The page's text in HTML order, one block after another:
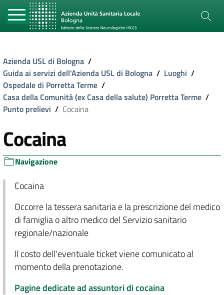
Azienda USL di Bologna /
Guida ai servizi dell'Azienda USL di Bologna / Luoghi /
Ospedale di Porretta Terme /
Casa della Comunità (ex Casa della salute) Porretta Terme /
Punto prelievi / Cocaina
Cocaina
Navigazione
Cocaina
Occorre la tessera sanitaria e la prescrizione del medico
di famiglia o altro medico del Servizio sanitario
regionale/nazionale
Il costo dell'eventuale ticket viene comunicato al
momento della prenotazione.
Pagine dedicate ad assuntori di cocaina